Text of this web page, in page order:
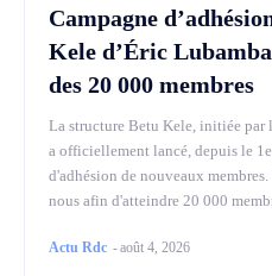
Campagne
Kele d’Éric
des 20 000 membres
La structure Betu Kele, initiée par
a officiellement lancé, depuis le
d'adhésion de nouveaux
nous afin d'atteindre 20 000
Actu Rdc -août 4, 2026